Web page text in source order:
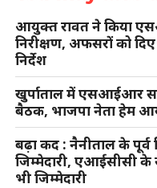
आयुक्त रावत ने किया
निरीक्षण, अफसरों को
निर्देश
खुर्पाताल में एसआईआर
बैठक, भाजपा नेता हेम
बढ़ा कद : नैनीताल के
जिम्मेदारी, एआईसीसी के
भी जिम्मेदारी